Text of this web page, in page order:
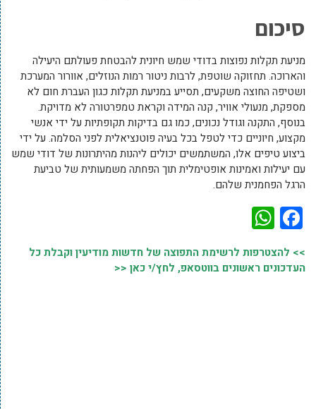
סיכום
מניעת תקלות נפוצות בדודי שמש חיונית להבטחת פעולתם היעילה
והארוכה. תחזוקה שוטפת, לרבות ניטור רמות הנוזלים, אוורור המערכת
ושטיפה החוצה משקעים, תסייע במניעת תקלות כגון העברת חום לא
מספקת, מנעולי אוויר, קנה המידה וקראת טמפרטורה לא מדויקת.
בנוסף, התקנה וגודל נכונים, כמו גם בדיקות תקופתיות על ידי אנשי
מקצוע, חיוניים כדי לטפל בכל בעיה פוטנציאלית לפני הסלמה. על ידי
ביצוע טיפים אלו, המשתמשים יכולים ליהנות מהיתרונות של דודי שמש
עם יעילות ואמינות אופטימלית תוך הפחתה משמעותית של טביעת
הרגל הפחמנית שלהם.
Facebook
>> להצטרפות לרשימת התפוצה של חדשות מודיעין וקבלת כל
העדכונים ראשונים בווטסאפ, לחץ/י כאן <<